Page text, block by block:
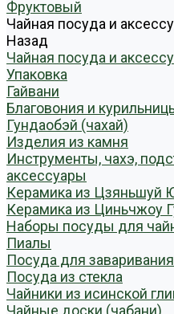
Фруктовый
Чайная посуда и
Назад
Чайная посуда и
Упаковка
Гайвани
Благовония и
Гундаобэй (чахай)
Изделия из камня
Инструменты, чахэ,
аксессуары
Керамика из Цзяньшуй
Керамика из Циньчжоу
Наборы посуды для
Пиалы
Посуда для
Посуда из стекла
Чайники из исинской
Чайные доски (чабани)